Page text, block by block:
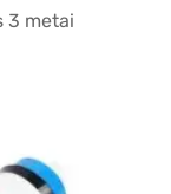
3 metai